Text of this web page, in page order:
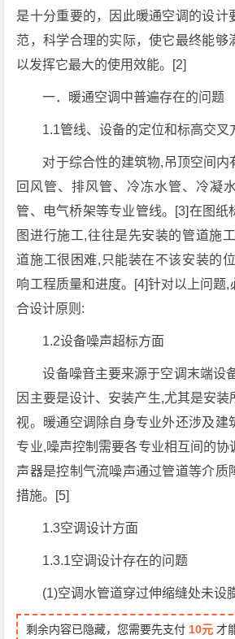
是十分重要的，因此暖通空调的设计
范，科学合理的实际，使它最终能够
以发挥它最大的使用效能。[2]
一．暖通空调中普遍存在的问题
1.1管线、设备的定位和标高交叉
对于综合性的建筑物,吊顶空间内
回风管、排风管、冷冻水管、冷凝
管、电气桥架等专业管线。[3]在图纸
图进行施工,往往是先安装的管道施
道施工很困难,只能装在不该安装的
响工程质量和进度。[4]针对以上问题,
合设计原则:
1.2设备噪声超标方面
设备噪音主要来源于空调末端设
因主要是设计、安装产生,尤其是安装
视。暖通空调除自身专业外还涉及建
专业,噪声控制需要各专业相互间的协
声器是控制气流噪声通过管道等介质
措施。[5]
1.3空调设计方面
1.3.1空调设计存在的问题
(1)空调水管道穿过伸缩缝处未设
剩余内容已隐藏，您需要先支付 10元 才